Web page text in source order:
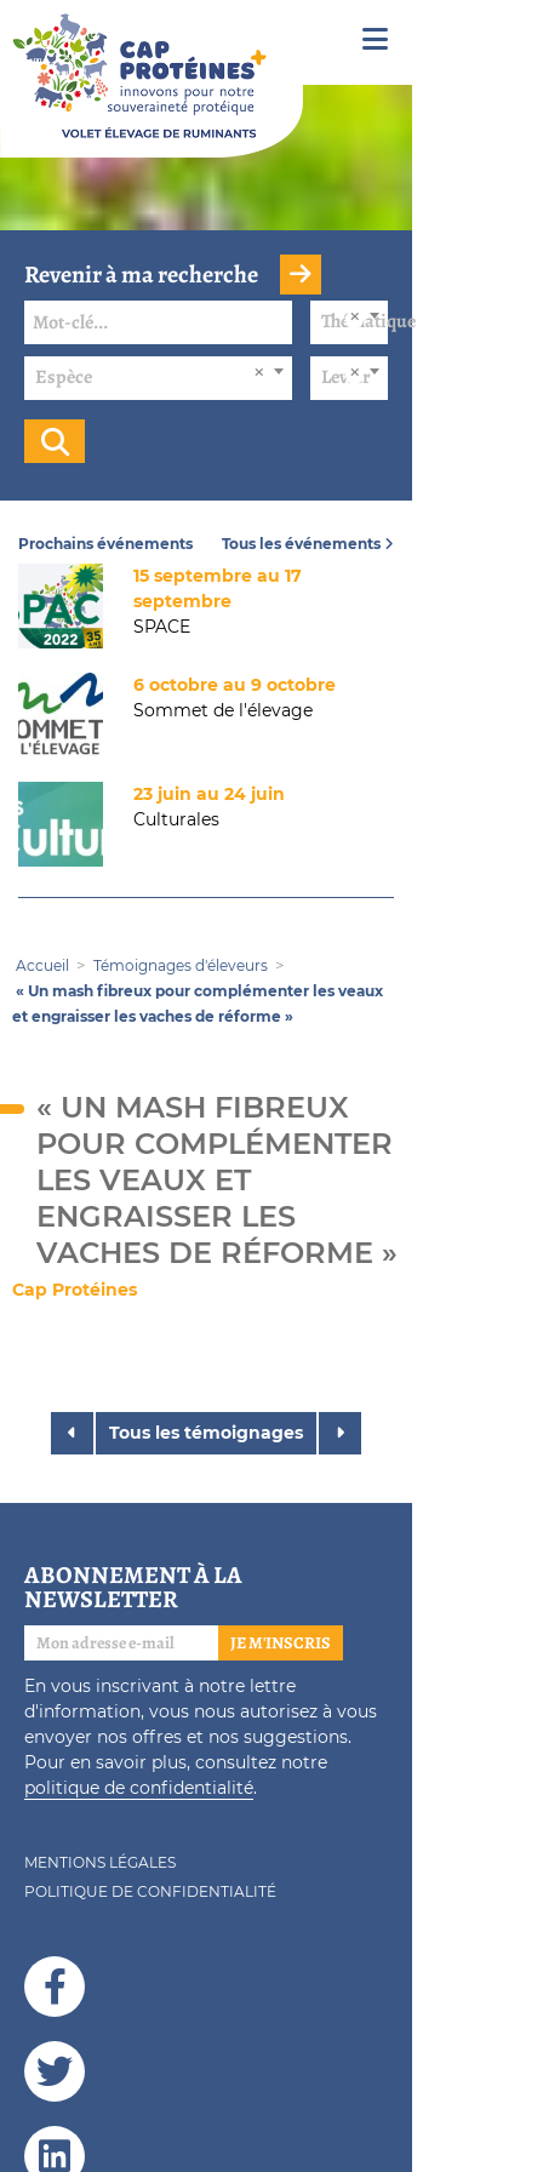
Revenir à ma recherche
Thématique
Espèce Levier
Prochains événements
15 septembre au 17
septembre
SPACE
6 octobre au 9 octobre
Sommet de l'élevage
23 juin au 24 juin
Culturales
Tous les événements
Accueil
Témoignages d'éleveurs
« Un mash fibreux pour complémenter les veaux
et engraisser les vaches de réforme »
« UN MASH FIBREUX
POUR COMPLÉMENTER
LES VEAUX ET
ENGRAISSER LES
VACHES DE RÉFORME »
Cap Protéines
Tous les témoignages
ABONNEMENT À LA
NEWSLETTER
JE M'INSCRIS
En vous inscrivant à notre lettre
d'information, vous nous autorisez à vous
envoyer nos offres et nos suggestions.
Pour en savoir plus, consultez notre
politique de confidentialité.
MENTIONS LÉGALES
POLITIQUE DE CONFIDENTIALITÉ